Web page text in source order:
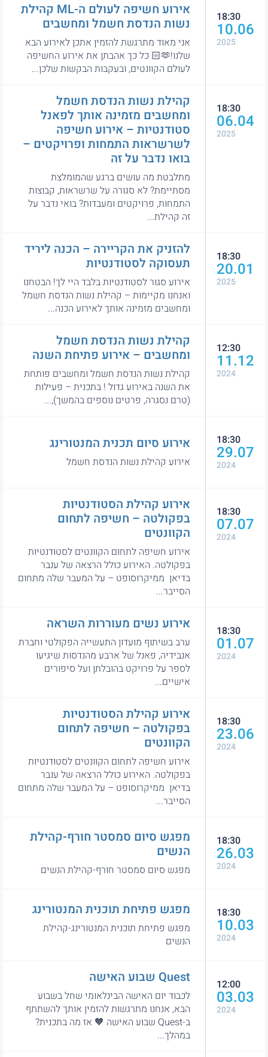
18:30
10.06
2025
אירוע חשיפה לעולם ה-ML קהילת
נשות הנדסת חשמל ומחשבים
אני מאוד מתרגשת להזמין אתכן לאירוע הבא
שלנו!🫶🏻 כל כך אהבתן את אירוע החשיפה
לעולם הקוונטים, ובעקבות הבקשות שלכן...
18:30
06.04
2025
קהילת נשות הנדסת חשמל
ומחשבים מזמינה אותך לפאנל
סטודנטיות – אירוע חשיפה
לשרשראות התמחות ופרויקטים –
בואו נדבר על זה
מתלבטת מה עושים ברגע שהמומלצת
מסתיימת? לא סגורה על שרשראות, קבוצות
התמחות, פרויקטים ומעבדות? בואי נדבר על
זה קהילת...
18:30
20.01
2025
להזניק את הקריירה – הכנה ליריד
תעסוקה לסטודנטיות
אירוע סגור לסטודנטיות בלבד היי לך! הבטחנו
ואנחנו מקיימות – קהילת נשות הנדסת חשמל
ומחשבים מזמינה אותך לאירוע הכנה...
12:30
11.12
2024
קהילת נשות הנדסת חשמל
ומחשבים – אירוע פתיחת השנה
קהילת נשות הנדסת חשמל ומחשבים פותחת
את השנה באירוע גדול ! בתכנית – פעילות
(טרם נסגרה, פרטים נוספים בהמשך),...
18:30
29.07
2024
אירוע סיום תכנית המנטורינג
אירוע קהילת נשות הנדסת חשמל
18:30
07.07
2024
אירוע קהילת הסטודנטיות
בפקולטה – חשיפה לתחום
הקוונטים
אירוע חשיפה לתחום הקוונטים לסטודנטיות
בפקולטה. האירוע כולל הרצאה של ענבר
בדיאן ממיקרוסופט – על המעבר שלה מתחום
הסייבר...
18:30
01.07
2024
אירוע נשים מעוררות השראה
ערב בשיתוף מועדון התעשייה הפקולטי וחברת
אנבידיה, פאנל של ארבע מהנדסות שיגיעו
לספר על פרויקט בהובלתן ועל סיפורים
אישיים...
18:30
23.06
2024
אירוע קהילת הסטודנטיות
בפקולטה – חשיפה לתחום
הקוונטים
אירוע חשיפה לתחום הקוונטים לסטודנטיות
בפקולטה. האירוע כולל הרצאה של ענבר
בדיאן ממיקרוסופט – על המעבר שלה מתחום
הסייבר...
18:30
26.03
2024
מפגש סיום סמסטר חורף-קהילת
הנשים
מפגש סיום סמסטר חורף-קהילת הנשים
18:30
10.03
2024
מפגש פתיחת תוכנית המנטורינג
מפגש פתיחת תוכנית המנטורינג-קהילת
הנשים
12:00
03.03
2024
Quest שבוע האישה
לכבוד יום האישה הבינלאומי שחל בשבוע
הבא, אנחנו מתרגשות להזמין אותך להשתתף
ב-Quest שבוע האישה 🧡 אז מה בתכנית?
במהלך...